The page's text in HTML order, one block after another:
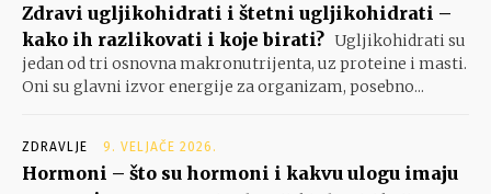
Zdravi ugljikohidrati i štetni ugljikohidrati –
kako ih razlikovati i koje birati? Ugljikohidrati su
jedan od tri osnovna makronutrijenta, uz proteine i masti.
Oni su glavni izvor energije za organizam, posebno...
ZDRAVLJE 9. VELJAČE 2026.
Hormoni – što su hormoni i kakvu ulogu imaju